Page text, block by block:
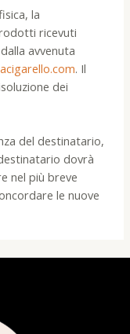
la
ricevuti
avvenuta
. Il
dei
del destinatario,
dovrà
nel più breve
le nuove